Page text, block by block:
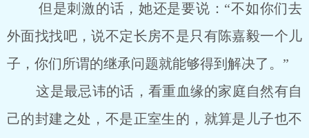
但是刺激的话，她还是要说：“不如你们去
外面找找吧，说不定长房不是只有陈嘉毅一个儿
子，你们所谓的继承问题就能够得到解决了。”
这是最忌讳的话，看重血缘的家庭自然有自
己的封建之处，不是正室生的，就算是儿子也不